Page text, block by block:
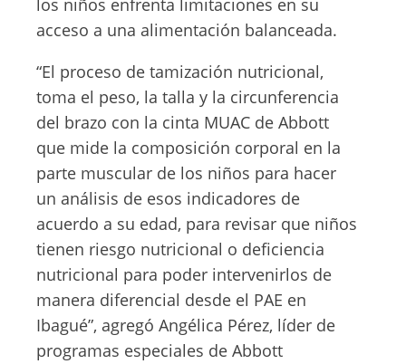
los niños enfrenta limitaciones en su
acceso a una alimentación balanceada.
“El proceso de tamización nutricional,
toma el peso, la talla y la circunferencia
del brazo con la cinta MUAC de Abbott
que mide la composición corporal en la
parte muscular de los niños para hacer
un análisis de esos indicadores de
acuerdo a su edad, para revisar que niños
tienen riesgo nutricional o deficiencia
nutricional para poder intervenirlos de
manera diferencial desde el PAE en
Ibagué”, agregó Angélica Pérez, líder de
programas especiales de Abbott